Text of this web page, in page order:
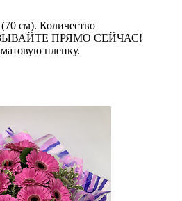
см). Количество
ПРЯМО СЕЙЧАС!
пленку.